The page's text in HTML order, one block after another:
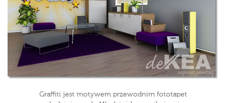
Graffiti jest motywem przewodnim fototapet